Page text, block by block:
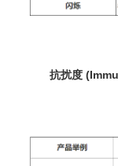
抗扰度